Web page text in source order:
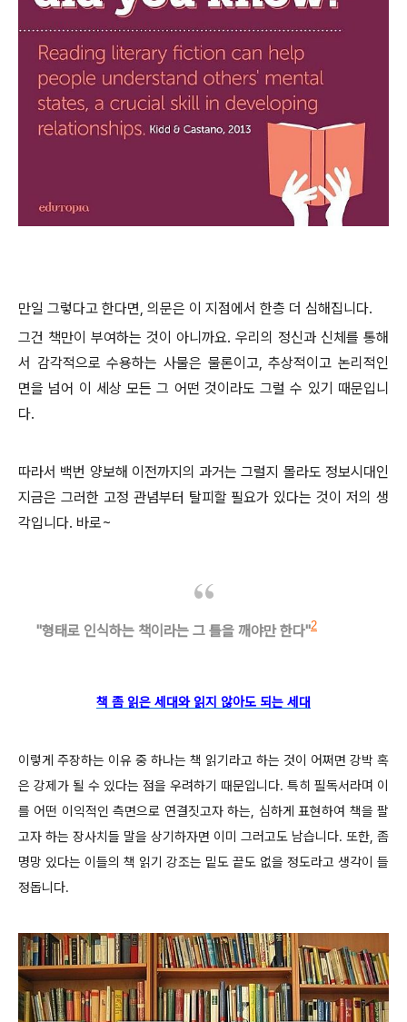
만일 그렇다고 한다면, 의문은 이 지점에서 한층 더 심해집니다.
그건 책만이 부여하는 것이 아니까요. 우리의 정신과 신체를 통해
서 감각적으로 수용하는 사물은 물론이고, 추상적이고 논리적인
면을 넘어 이 세상 모든 그 어떤 것이라도 그럴 수 있기 때문입니
다.
따라서 백번 양보해 이전까지의 과거는 그럴지 몰라도 정보시대인
지금은 그러한 고정 관념부터 탈피할 필요가 있다는 것이 저의 생
각입니다. 바로~
"형태로 인식하는 책이라는 그 틀을 깨야만 한다"2
책 좀 읽은 세대와 읽지 않아도 되는 세대
이렇게 주장하는 이유 중 하나는 책 읽기라고 하는 것이 어쩌면 강박 혹
은 강제가 될 수 있다는 점을 우려하기 때문입니다. 특히 필독서라며 이
를 어떤 이익적인 측면으로 연결짓고자 하는, 심하게 표현하여 책을 팔
고자 하는 장사치들 말을 상기하자면 이미 그러고도 남습니다. 또한, 좀
명망 있다는 이들의 책 읽기 강조는 밑도 끝도 없을 정도라고 생각이 들
정돕니다.